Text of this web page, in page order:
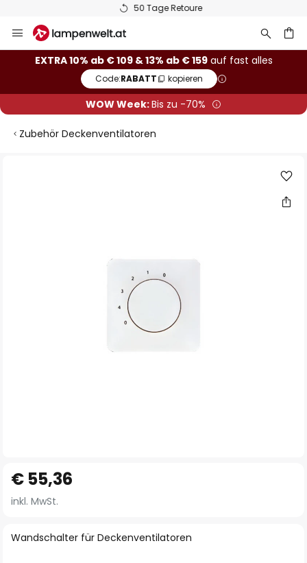
50 Tage Retoure
Inhalt
springen
EXTRA 10% ab € 109 & 13% ab € 159auf fast alles
Code:RABATT kopieren
WOW Week:Bis zu -70%
Zubehör Deckenventilatoren
Anfang
der
springen
Wandschalter für Deckenventilatoren
€ 55,36
inkl. MwSt.